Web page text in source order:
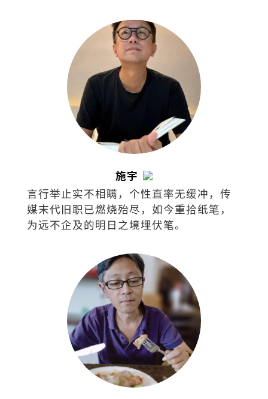
施宇
言行举止实不相瞒，个性直率无缓冲，传
媒末代旧职已燃烧殆尽，如今重拾纸笔，
为远不企及的明日之境埋伏笔。